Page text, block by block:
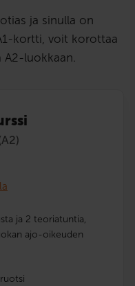
ja sinulla on
kortti, voit korottaa
luokkaan.
ja 2 teoriatuntia,
ajo-oikeuden
ruotsi